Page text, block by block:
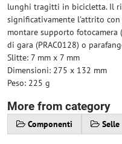
lunghi tragitti in bicicletta. Il
significativamente l'attrito
montare supporto fotocamera
di gara (PRAC0128) o
Slitte: 7 mm x 7 mm
Dimensioni: 275 x 132 mm
Peso: 225 g
More from category
Componenti Selle